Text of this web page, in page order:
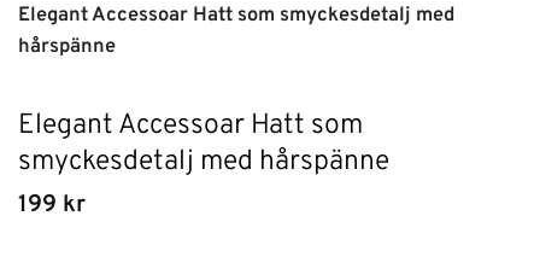
Elegant Accessoar Hatt som smyckesdetalj med
hårspänne
Elegant Accessoar Hatt som
smyckesdetalj med hårspänne
199 kr